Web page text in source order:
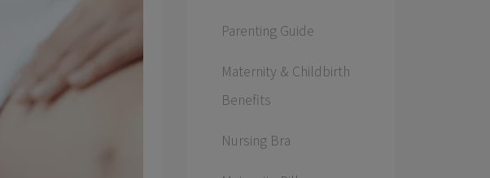
Parenting Guide
Maternity & Childbirth
Benefits
Nursing Bra